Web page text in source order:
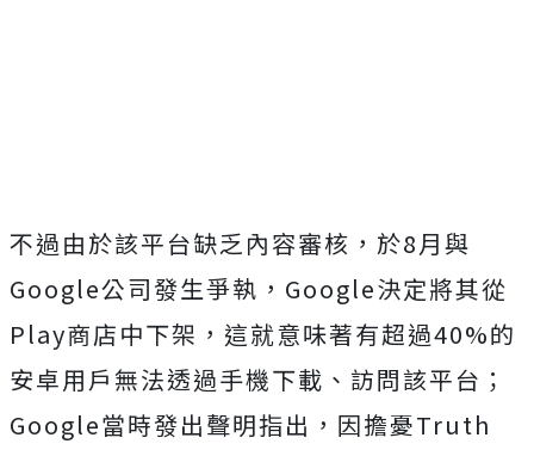
不過由於該平台缺乏內容審核，於8月與
Google公司發生爭執，Google決定將其從
Play商店中下架，這就意味著有超過40%的
安卓用戶無法透過手機下載、訪問該平台；
Google當時發出聲明指出，因擔憂Truth